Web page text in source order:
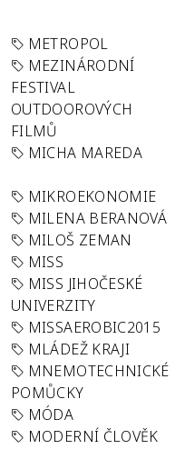
METROPOL
MEZINÁRODNÍ
FESTIVAL
OUTDOOROVÝCH
FILMŮ
MICHA MAREDA
MIKROEKONOMIE
MILENA BERANOVÁ
MILOŠ ZEMAN
MISS
MISS JIHOČESKÉ
UNIVERZITY
MISSAEROBIC2015
MLÁDEŽ KRAJI
MNEMOTECHNICKÉ
POMŮCKY
MÓDA
MODERNÍ ČLOVĚK